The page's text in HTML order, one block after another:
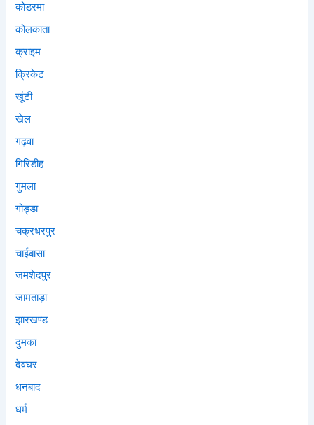
कोडरमा
कोलकाता
क्राइम
क्रिकेट
खूंटी
खेल
गढ़वा
गिरिडीह
गुमला
गोड्डा
चक्रधरपुर
चाईबासा
जमशेदपुर
जामताड़ा
झारखण्ड
दुमका
देवघर
धनबाद
धर्म